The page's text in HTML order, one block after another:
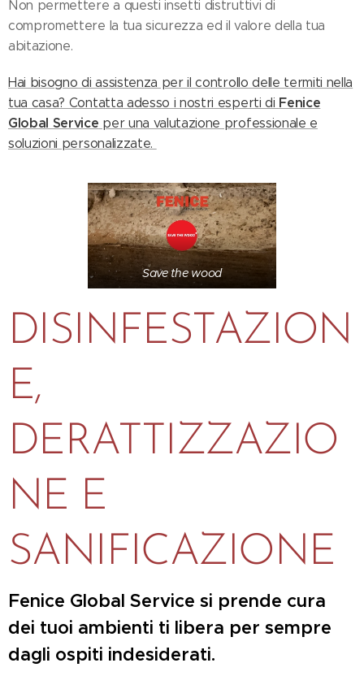
Non permettere a questi insetti distruttivi di
compromettere la tua sicurezza ed il valore della tua
abitazione.
Hai bisogno di assistenza per il controllo delle termiti nella
tua casa? Contatta adesso i nostri esperti di Fenice
Global Service per una valutazione professionale e
soluzioni personalizzate.
Save the wood
DISINFESTAZION
E,
DERATTIZZAZIO
NE E
SANIFICAZIONE
Fenice Global Service si prende cura
dei tuoi ambienti ti libera per sempre
dagli ospiti indesiderati.